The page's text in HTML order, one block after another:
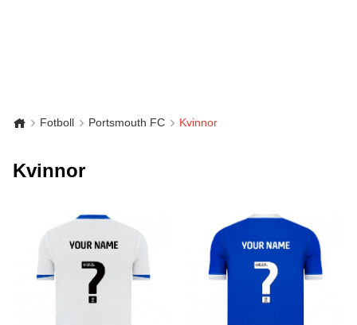
Fotboll Portsmouth FC Kvinnor
Kvinnor